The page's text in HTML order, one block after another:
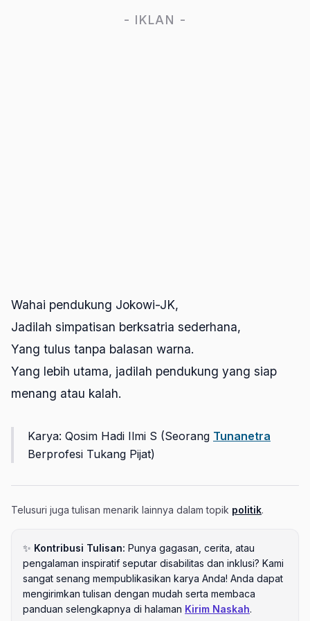
- IKLAN -
Wahai pendukung Jokowi-JK,
Jadilah simpatisan berksatria sederhana,
Yang tulus tanpa balasan warna.
Yang lebih utama, jadilah pendukung yang siap
menang atau kalah.
Karya: Qosim Hadi Ilmi S (Seorang Tunanetra
Berprofesi Tukang Pijat)
Telusuri juga tulisan menarik lainnya dalam topik politik.
✨ Kontribusi Tulisan: Punya gagasan, cerita, atau
pengalaman inspiratif seputar disabilitas dan inklusi? Kami
sangat senang mempublikasikan karya Anda! Anda dapat
mengirimkan tulisan dengan mudah serta membaca
panduan selengkapnya di halaman Kirim Naskah.